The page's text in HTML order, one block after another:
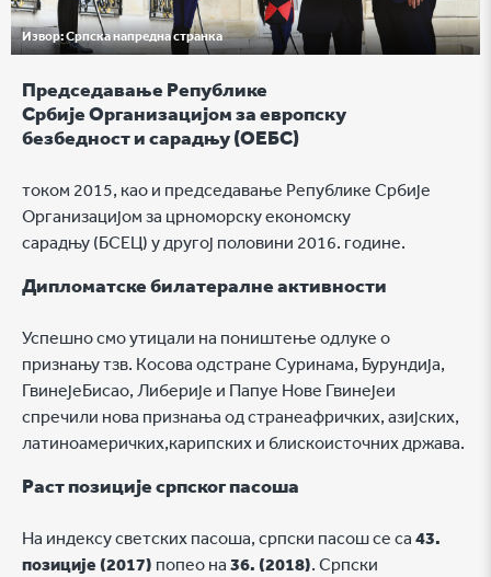
Извор:Српска напредна странка
Председавање Републике
Србије Организацијом за европску
безбедност и сарадњу (ОЕБС)
током 2015, као и председавање Републике Србије
Организацијом за црноморску економску
сарадњу (БСЕЦ) у другој половини 2016. године.
Дипломатске билатералне активности
Успешно смо утицали на поништење одлуке о
признању тзв. Косова одстране Суринама, Бурундија,
ГвинејеБисао, Либерије и Папуе Нове Гвинејеи
спречили нова признања од странеафричких, азијских,
латиноамеричких,карипских и блискоисточних држава.
Раст позиције српског пасоша
На индексу светских пасоша, српски пасош се са 43.
позиције (2017) попео на 36. (2018). Cрпски